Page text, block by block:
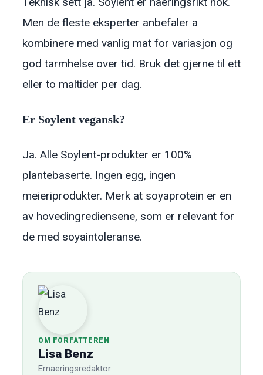
Men de fleste eksperter anbefaler a
kombinere med vanlig mat for variasjon og
god tarmhelse over tid. Bruk det gjerne til ett
eller to maltider per dag.
Er Soylent vegansk?
Ja. Alle Soylent-produkter er 100%
plantebaserte. Ingen egg, ingen
meieriprodukter. Merk at soyaprotein er en
av hovedingrediensene, som er relevant for
de med soyaintoleranse.
OM FORFATTEREN
Lisa Benz
Ernaeringsredaktor